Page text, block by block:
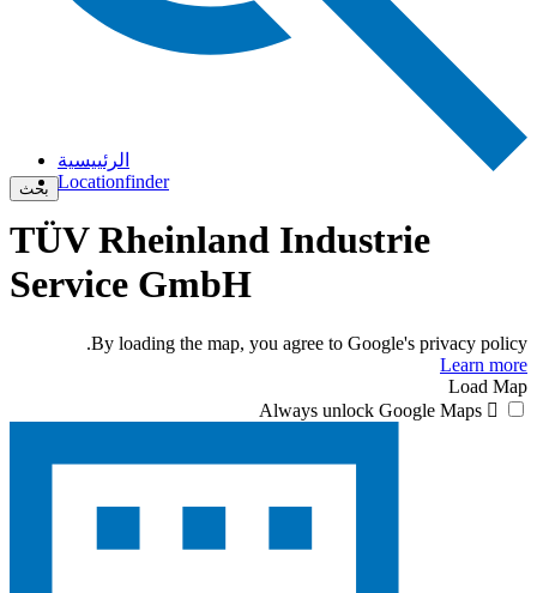
بحث
الرئييسية
Locationfinder
TÜV Rheinland Industrie
Service GmbH
By loading the map, you agree to Google's privacy policy.
Learn more
Load Map
Always unlock Google Maps